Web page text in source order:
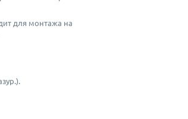
для монтажа на